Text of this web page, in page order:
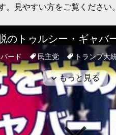
。見やすい方をご覧ください